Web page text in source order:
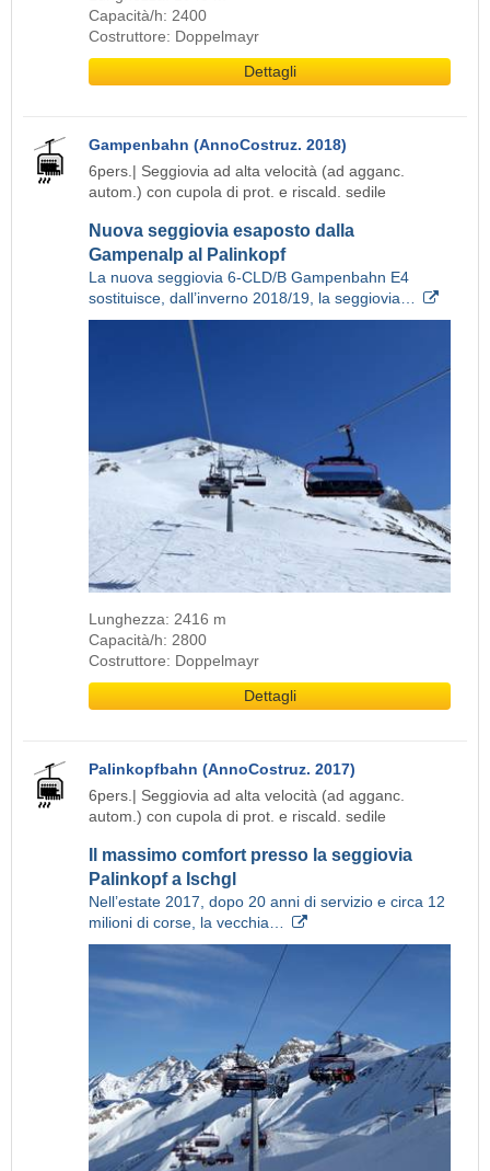
Capacità/h: 2400
Costruttore: Doppelmayr
Dettagli
Gampenbahn (AnnoCostruz. 2018)
6pers.| Seggiovia ad alta velocità (ad agganc.
autom.) con cupola di prot. e riscald. sedile
Nuova seggiovia esaposto dalla
Gampenalp al Palinkopf
La nuova seggiovia 6-CLD/B Gampenbahn E4
sostituisce, dall’inverno 2018/19, la seggiovia…
Lunghezza: 2416 m
Capacità/h: 2800
Costruttore: Doppelmayr
Dettagli
Palinkopfbahn (AnnoCostruz. 2017)
6pers.| Seggiovia ad alta velocità (ad agganc.
autom.) con cupola di prot. e riscald. sedile
Il massimo comfort presso la seggiovia
Palinkopf a Ischgl
Nell’estate 2017, dopo 20 anni di servizio e circa 12
milioni di corse, la vecchia…